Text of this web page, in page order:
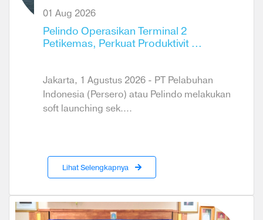
01 Aug 2026
Pelindo Operasikan Terminal 2
Petikemas, Perkuat Produktivit ...
Jakarta, 1 Agustus 2026 - PT Pelabuhan
Indonesia (Persero) atau Pelindo melakukan
soft launching sek....
Lihat Selengkapnya